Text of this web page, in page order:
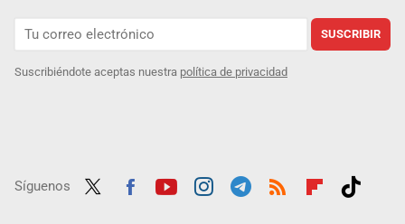
SUSCRIBIR
Suscribiéndote aceptas nuestra política de privacidad
Síguenos